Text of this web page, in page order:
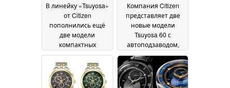
В линейку «Tsuyosa»
от Citizen
пополнились ещё
две модели
компактных
часов с сапфировым
стеклом
09 July 2026
Компания Citizen
представляет две
новые модели
Tsuyosa 60 с
автоподзаводом,
сапфировым
стеклом и
гильошированным
узором07 July 2026